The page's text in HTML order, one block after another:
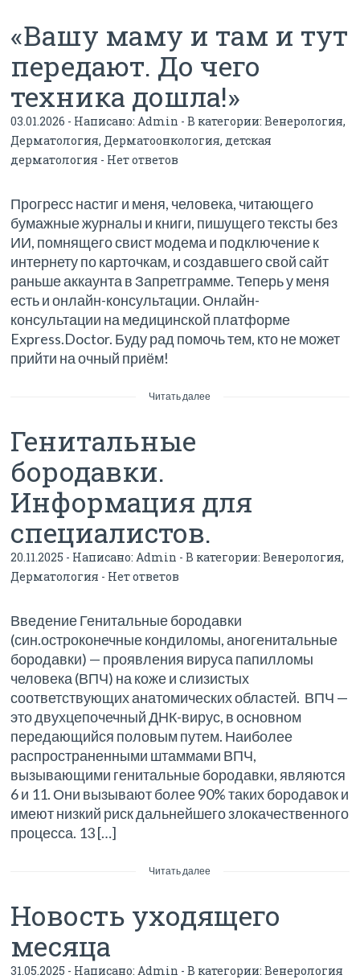
«Вашу маму и там и тут
передают. До чего
техника дошла!»
03.01.2026 - Написано:Admin - В категории:Венерология,
Дерматология,Дерматоонкология,детская
дерматология - Нет ответов
Прогресс настиг и меня, человека, читающего
бумажные журналы и книги, пишущего тексты без
ИИ, помнящего свист модема и подключение к
интернету по карточкам, и создавшего свой сайт
раньше аккаунта в Запретграмме. Теперь у меня
есть и онлайн-консультации. Онлайн-
консультации на медицинской платформе
Express.Doctor. Буду рад помочь тем, кто не может
прийти на очный приём!
Читать далее
Генитальные
бородавки.
Информация для
специалистов.
20.11.2025 - Написано:Admin - В категории:Венерология,
Дерматология - Нет ответов
Введение Генитальные бородавки
(син.остроконечные кондиломы, аногенитальные
бородавки) — проявления вируса папилломы
человека (ВПЧ) на коже и слизистых
соответствующих анатомических областей. ВПЧ —
это двухцепочечный ДНК-вирус, в основном
передающийся половым путем. Наиболее
распространенными штаммами ВПЧ,
вызывающими генитальные бородавки, являются
6 и 11. Они вызывают более 90% таких бородавок и
имеют низкий риск дальнейшего злокачественного
процесса. 13 […]
Читать далее
Новость уходящего
месяца
31.05.2025 - Написано:Admin - В категории:Венерология